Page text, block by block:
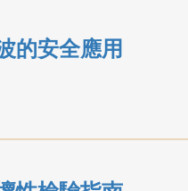
的安全應用